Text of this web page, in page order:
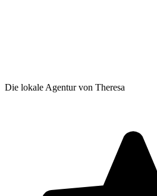
Die lokale Agentur von Theresa